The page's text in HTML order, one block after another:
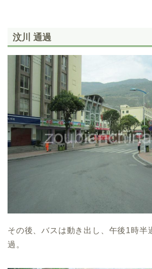
汶川 通過
その後、バスは動き出し、午後1時半
過。